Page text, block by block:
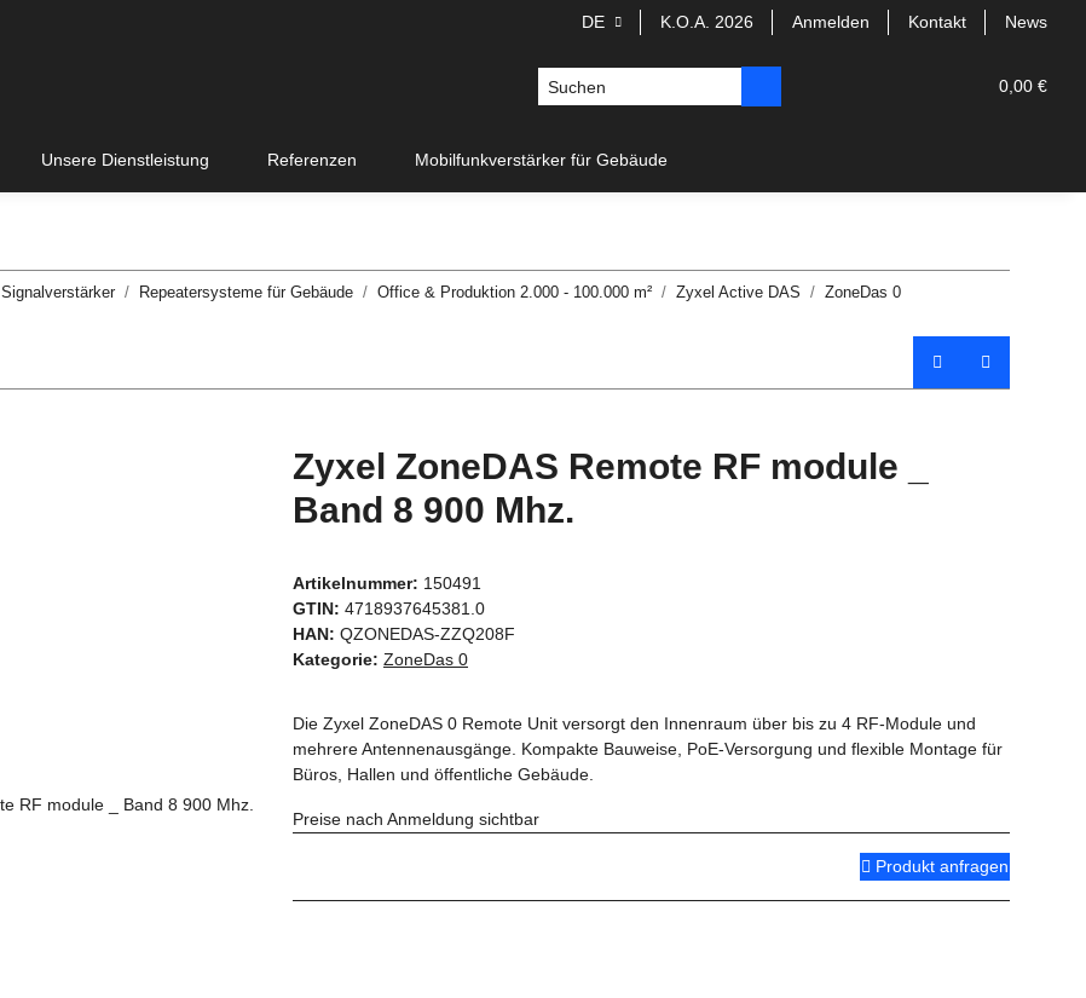
DE K.O.A. 2026 Anmelden Kontakt News
0,00 €
Unsere Dienstleistung Referenzen Mobilfunkverstärker für Gebäude
Signalverstärker Repeatersysteme für Gebäude Office & Produktion 2.000 - 100.000 m² Zyxel Active DAS
ZoneDas 0
Zyxel ZoneDAS Remote RF module _
Band 8 900 Mhz.
Artikelnummer: 150491
GTIN: 4718937645381.0
HAN: QZONEDAS-ZZQ208F
Kategorie: ZoneDas 0
Die Zyxel ZoneDAS 0 Remote Unit versorgt den Innenraum über bis zu 4 RF-Module und
mehrere Antennenausgänge. Kompakte Bauweise, PoE-Versorgung und flexible Montage für
Büros, Hallen und öffentliche Gebäude.
Preise nach Anmeldung sichtbar
Produkt anfragen